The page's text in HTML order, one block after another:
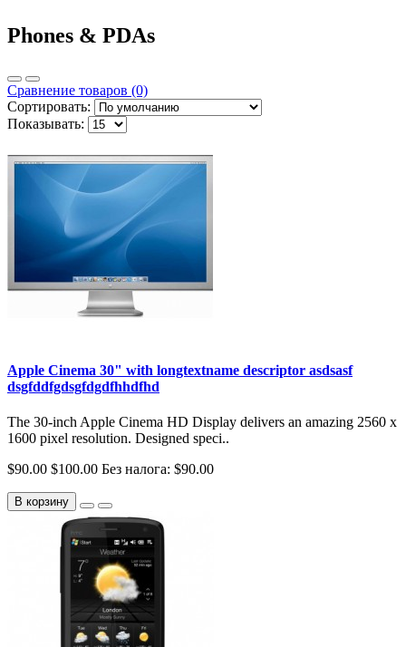
Phones & PDAs
Сравнение товаров (0)
Сортировать:
Показывать:
Apple Cinema 30" with longtextname descriptor asdsasf
dsgfddfgdsgfdgdfhhdfhd
The 30-inch Apple Cinema HD Display delivers an amazing 2560 x
1600 pixel resolution. Designed speci..
$90.00 $100.00 Без налога: $90.00
В корзину